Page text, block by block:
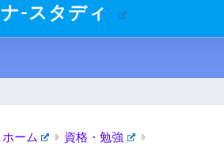
-スタディ
ホーム 資格・勉強